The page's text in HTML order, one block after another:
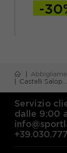
-
Castelli Salopette Ciclismo Competizione 2 Nero Uomo
Servizio
dalle 9:00